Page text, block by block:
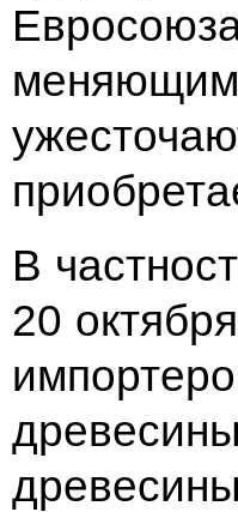
В
20